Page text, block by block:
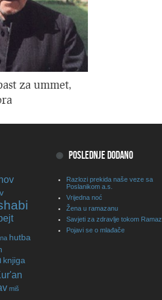
za ummet,
hutba
knjiga
miš
POSLEDNJE DODANO
Razlozi prekida naše veze sa
Poslanikom a.s.
Vrijedna noć
Žena u ramazanu
Savjeti za zdravlje tokom
Pojavi se o mlađače